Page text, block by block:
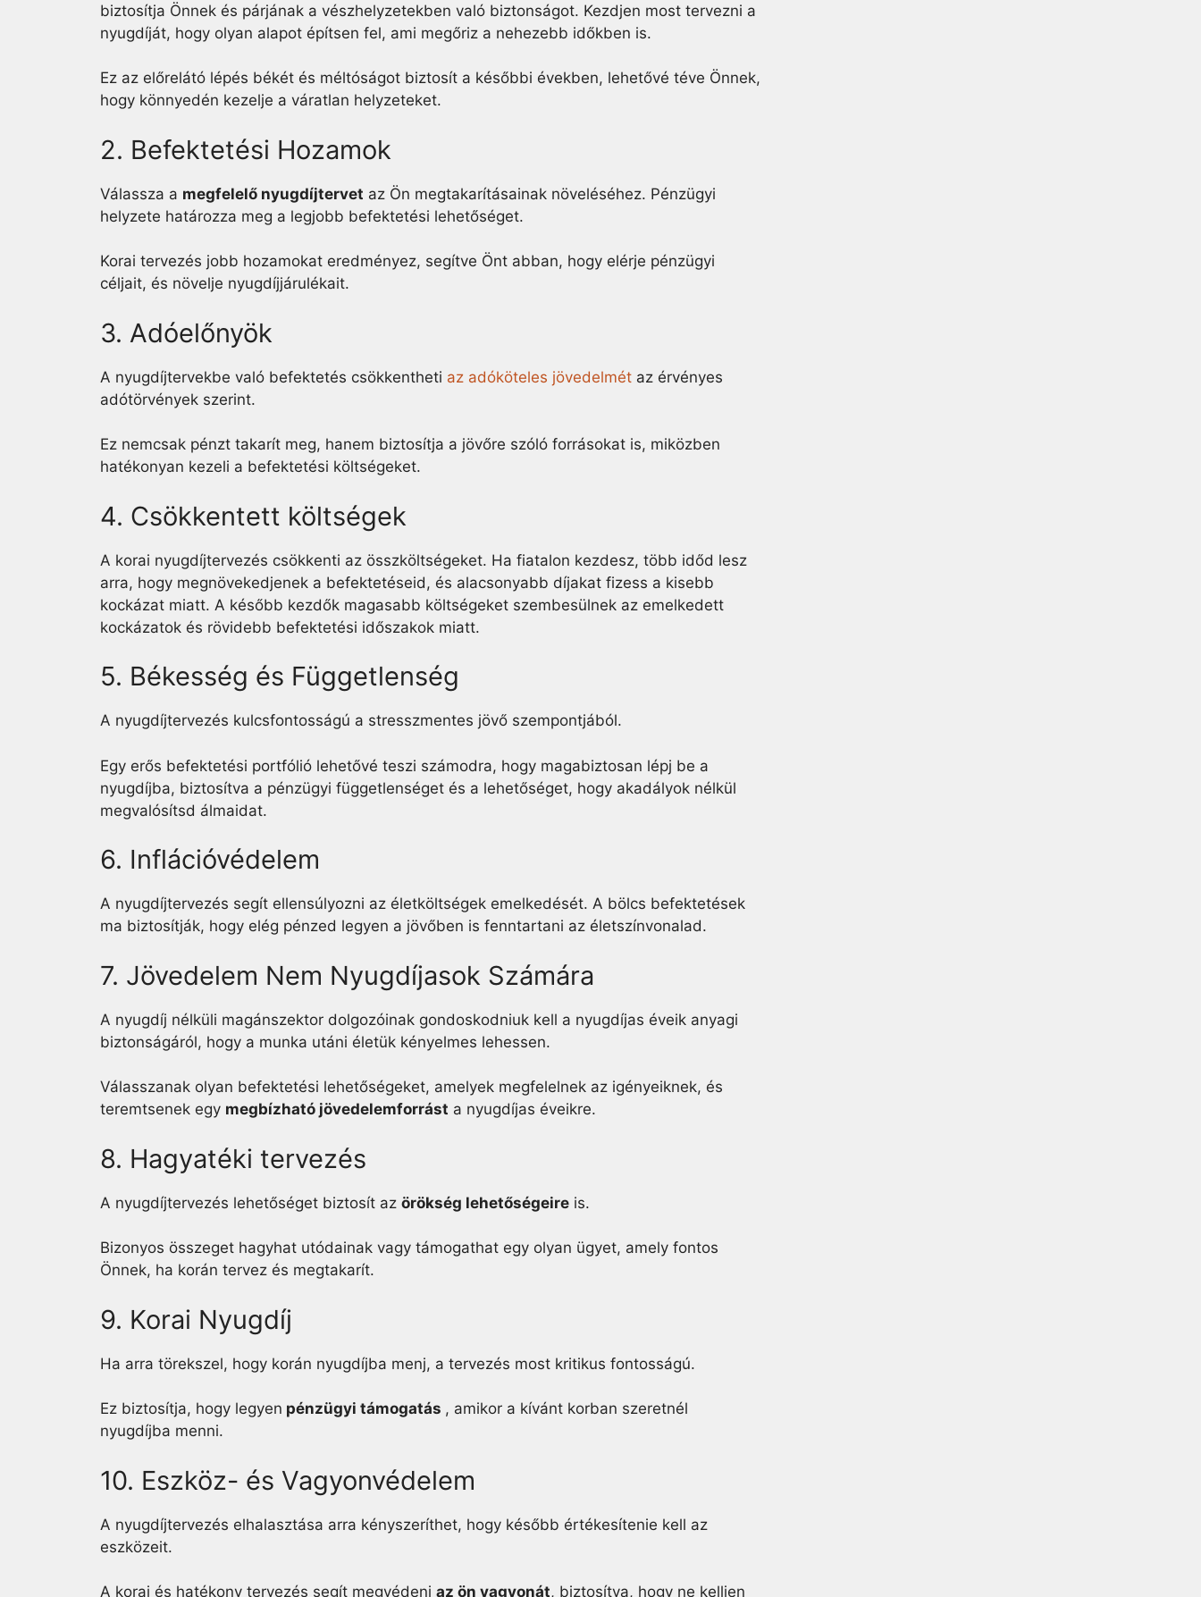
biztosítja Önnek és párjának a vészhelyzetekben való biztonságot. Kezdjen most tervezni a
nyugdíját, hogy olyan alapot építsen fel, ami megőriz a nehezebb időkben is.
Ez az előrelátó lépés békét és méltóságot biztosít a későbbi években, lehetővé téve Önnek,
hogy könnyedén kezelje a váratlan helyzeteket.
2. Befektetési Hozamok
Válassza a megfelelő nyugdíjtervet az Ön megtakarításainak növeléséhez. Pénzügyi
helyzete határozza meg a legjobb befektetési lehetőséget.
Korai tervezés jobb hozamokat eredményez, segítve Önt abban, hogy elérje pénzügyi
céljait, és növelje nyugdíjjárulékait.
3. Adóelőnyök
A nyugdíjtervekbe való befektetés csökkentheti az adóköteles jövedelmét az érvényes
adótörvények szerint.
Ez nemcsak pénzt takarít meg, hanem biztosítja a jövőre szóló forrásokat is, miközben
hatékonyan kezeli a befektetési költségeket.
4. Csökkentett költségek
A korai nyugdíjtervezés csökkenti az összköltségeket. Ha fiatalon kezdesz, több időd lesz
arra, hogy megnövekedjenek a befektetéseid, és alacsonyabb díjakat fizess a kisebb
kockázat miatt. A később kezdők magasabb költségeket szembesülnek az emelkedett
kockázatok és rövidebb befektetési időszakok miatt.
5. Békesség és Függetlenség
A nyugdíjtervezés kulcsfontosságú a stresszmentes jövő szempontjából.
Egy erős befektetési portfólió lehetővé teszi számodra, hogy magabiztosan lépj be a
nyugdíjba, biztosítva a pénzügyi függetlenséget és a lehetőséget, hogy akadályok nélkül
megvalósítsd álmaidat.
6. Inflációvédelem
A nyugdíjtervezés segít ellensúlyozni az életköltségek emelkedését. A bölcs befektetések
ma biztosítják, hogy elég pénzed legyen a jövőben is fenntartani az életszínvonalad.
7. Jövedelem Nem Nyugdíjasok Számára
A nyugdíj nélküli magánszektor dolgozóinak gondoskodniuk kell a nyugdíjas éveik anyagi
biztonságáról, hogy a munka utáni életük kényelmes lehessen.
Válasszanak olyan befektetési lehetőségeket, amelyek megfelelnek az igényeiknek, és
teremtsenek egy megbízható jövedelemforrást a nyugdíjas éveikre.
8. Hagyatéki tervezés
A nyugdíjtervezés lehetőséget biztosít az örökség lehetőségeire is.
Bizonyos összeget hagyhat utódainak vagy támogathat egy olyan ügyet, amely fontos
Önnek, ha korán tervez és megtakarít.
9. Korai Nyugdíj
Ha arra törekszel, hogy korán nyugdíjba menj, a tervezés most kritikus fontosságú.
Ez biztosítja, hogy legyen pénzügyi támogatás , amikor a kívánt korban szeretnél
nyugdíjba menni.
10. Eszköz- és Vagyonvédelem
A nyugdíjtervezés elhalasztása arra kényszeríthet, hogy később értékesítenie kell az
eszközeit.
A korai és hatékony tervezés segít megvédeni az ön vagyonát, biztosítva, hogy ne kelljen